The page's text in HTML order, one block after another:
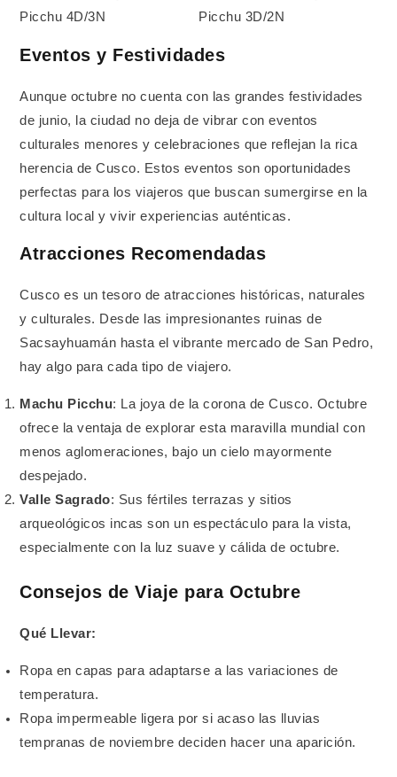
Eventos y Festividades
Aunque octubre no cuenta con las grandes festividades
de junio, la ciudad no deja de vibrar con eventos
culturales menores y celebraciones que reflejan la rica
herencia de Cusco. Estos eventos son oportunidades
perfectas para los viajeros que buscan sumergirse en la
cultura local y vivir experiencias auténticas.
Atracciones Recomendadas
Cusco es un tesoro de atracciones históricas, naturales
y culturales. Desde las impresionantes ruinas de
Sacsayhuamán hasta el vibrante mercado de San Pedro,
hay algo para cada tipo de viajero.
Machu Picchu: La joya de la corona de Cusco. Octubre
ofrece la ventaja de explorar esta maravilla mundial con
menos aglomeraciones, bajo un cielo mayormente
despejado.
Valle Sagrado: Sus fértiles terrazas y sitios
arqueológicos incas son un espectáculo para la vista,
especialmente con la luz suave y cálida de octubre.
Consejos de Viaje para Octubre
Qué Llevar:
Ropa en capas para adaptarse a las variaciones de
temperatura.
Ropa impermeable ligera por si acaso las lluvias
tempranas de noviembre deciden hacer una aparición.